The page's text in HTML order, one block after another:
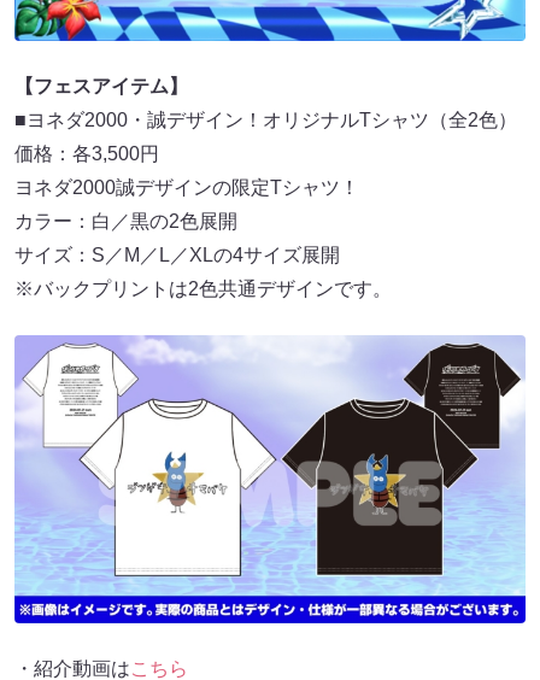
【フェスアイテム】
■ヨネダ2000・誠デザイン！オリジナルTシャツ（全2色）
価格：各3,500円
ヨネダ2000誠デザインの限定Tシャツ！
カラー：白／黒の2色展開
サイズ：S／M／L／XLの4サイズ展開
※バックプリントは2色共通デザインです。
・紹介動画はこちら